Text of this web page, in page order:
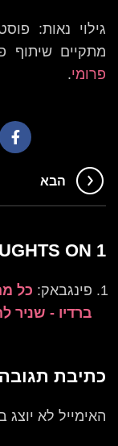
גילוי נאות:
מתקיים שיתוף
פרומי.
הבא
1 THOUGHTS ON “
פינגבאק: כל
ברדיו - שניר
כתיבת תגובה
האימייל לא יוצג